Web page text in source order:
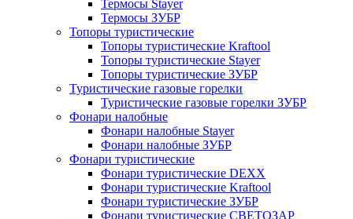
Термосы Stayer
Термосы ЗУБР
Топоры туристические
Топоры туристические Kraftool
Топоры туристические Stayer
Топоры туристические ЗУБР
Туристические газовые горелки
Туристические газовые горелки ЗУБР
Фонари налобные
Фонари налобные Stayer
Фонари налобные ЗУБР
Фонари туристические
Фонари туристические DEXX
Фонари туристические Kraftool
Фонари туристические ЗУБР
Фонари туристические СВЕТОЗАР